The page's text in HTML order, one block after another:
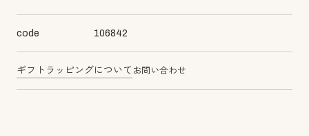
code 106842
ギフトラッピングについて お問い合わせ